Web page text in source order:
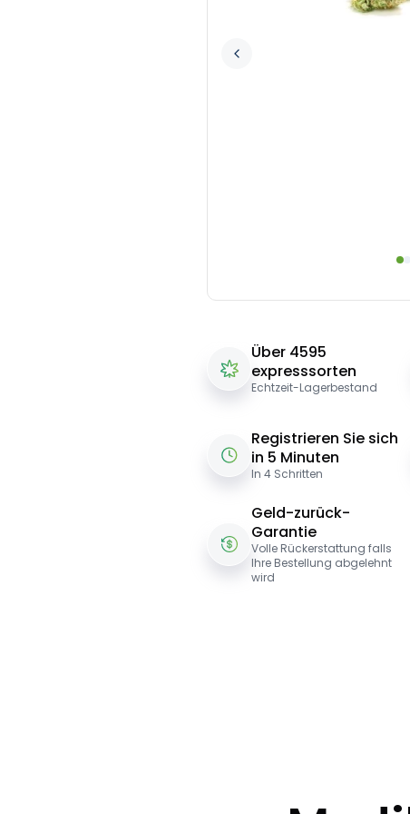
Über 4595
expresssorten
Echtzeit-Lagerbestand
Registrieren Sie sich
in 5 Minuten
In 4 Schritten
Geld-zurück-
Garantie
Volle Rückerstattung falls
Ihre Bestellung abgelehnt
wird